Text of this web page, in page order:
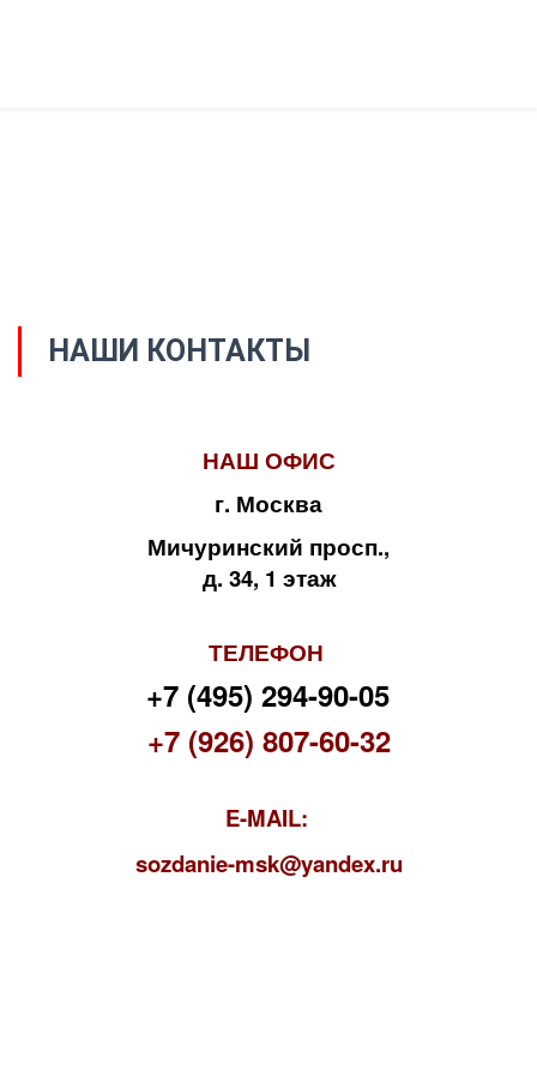
НАШИ КОНТАКТЫ
НАШ ОФИС
г. Москва
Мичуринский просп.,
д. 34, 1 этаж
ТЕЛЕФОН
+7 (495) 294-90-05
+7 (926) 807-60-32
E-MAIL:
ozdanie-msk@yandex.ru